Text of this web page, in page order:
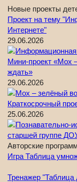
Новые проекты
Проект на тему
Интернете"
29.06.2026
Мини-проект «Мох
ждать»
29.06.2026
Краткосрочный
25.06.2026
Авторские
Игра Таблица
Тренажер "Таблица